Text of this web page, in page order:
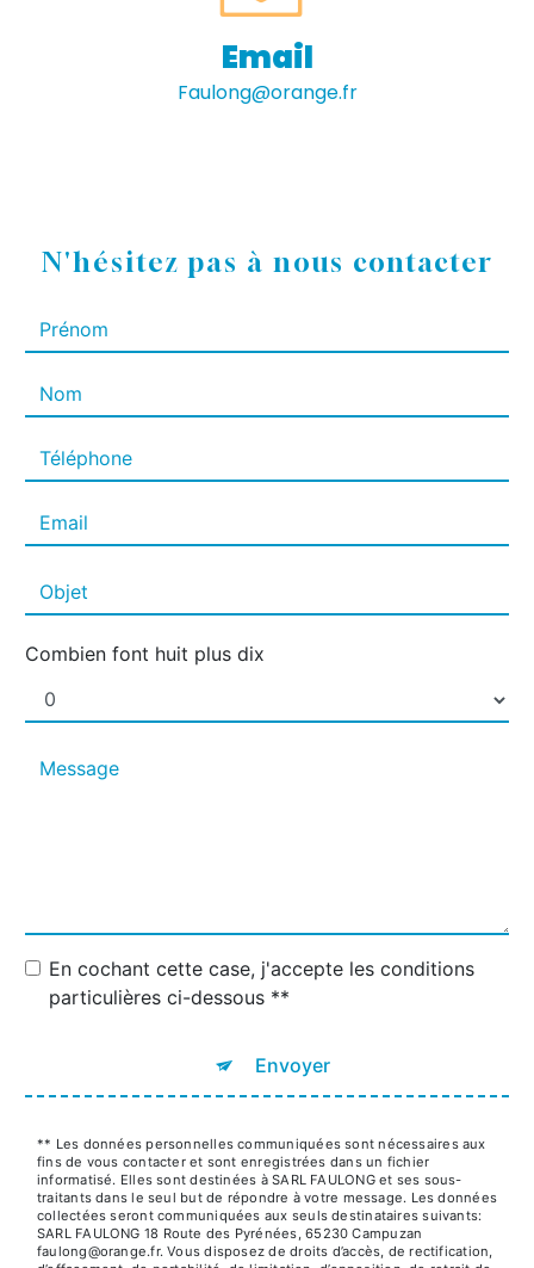
Email
faulong@orange.fr
N'hésitez pas à nous contacter
Combien font huit plus dix
En cochant cette case, j'accepte les conditions
particulières ci-dessous **
Envoyer
** Les données personnelles communiquées sont nécessaires aux
fins de vous contacter et sont enregistrées dans un fichier
informatisé. Elles sont destinées à SARL FAULONG et ses sous-
traitants dans le seul but de répondre à votre message. Les données
collectées seront communiquées aux seuls destinataires suivants:
SARL FAULONG 18 Route des Pyrénées, 65230 Campuzan
faulong@orange.fr. Vous disposez de droits d’accès, de rectification,